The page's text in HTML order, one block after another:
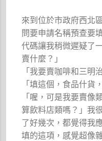
來到位於市政府西北
問要申請名稱預查要
代碼讓我稍微遲疑了
賣什麼？」
「我要賣咖啡和三明
「填這個，食品什貨
「喔，可是我要賣像
算飲料店類嗎？」我
了好幾次，都覺得我
填的這項，感覺超像